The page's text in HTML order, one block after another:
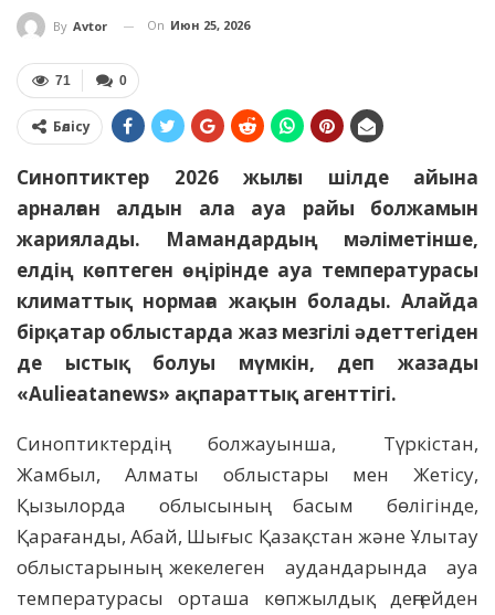
By Avtor On Июн 25, 2026
0
71
Бөлісу
Синоптиктер 2026 жылғы шілде айына
арналған алдын ала ауа райы болжамын
жариялады. Мамандардың мәліметінше,
елдің көптеген өңірінде ауа температурасы
климаттық нормаға жақын болады. Алайда
бірқатар облыстарда жаз мезгілі әдеттегіден
де ыстық болуы мүмкін, деп жазады
«Aulieatanews» ақпараттық агенттігі.
Синоптиктердің болжауынша, Түркістан,
Жамбыл, Алматы облыстары мен Жетісу,
Қызылорда облысының басым бөлігінде,
Қарағанды, Абай, Шығыс Қазақстан және Ұлытау
облыстарының жекелеген аудандарында ауа
температурасы орташа көпжылдық деңгейден